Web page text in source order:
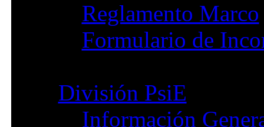
Reglamento Marco
Formulario de
División PsiE
Información